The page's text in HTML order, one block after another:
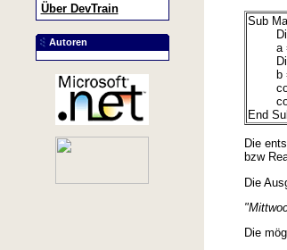
Über DevTrain
Autoren
Sub
Dim
a =
Dim
b =
End
Die
bzw
Die
Die